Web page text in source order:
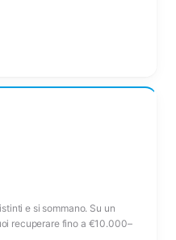
e si sommano. Su un
recuperare fino a €10.000–